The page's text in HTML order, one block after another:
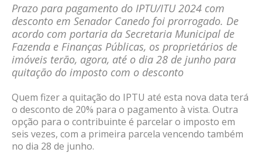
Prazo para pagamento do IPTU/ITU 2024 com
desconto em Senador Canedo foi prorrogado. De
acordo com portaria da Secretaria Municipal de
Fazenda e Finanças Públicas, os proprietários de
imóveis terão, agora, até o dia 28 de junho para
quitação do imposto com o desconto
Quem fizer a quitação do IPTU até esta nova data terá
o desconto de 20% para o pagamento à vista. Outra
opção para o contribuinte é parcelar o imposto em
seis vezes, com a primeira parcela vencendo também
no dia 28 de junho.